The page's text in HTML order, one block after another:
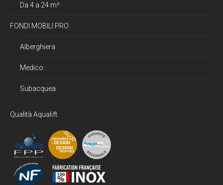
Da 4 a 24 m²
FONDI MOBILI PRO
Alberghiera
Medico
Subacquea
Qualità Aqualift